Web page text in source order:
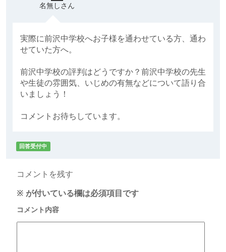
名無しさん
実際に前沢中学校へお子様を通わせている方、通わ
せていた方へ。
前沢中学校の評判はどうですか？前沢中学校の先生
や生徒の雰囲気、いじめの有無などについて語り合
いましょう！
コメントお待ちしています。
回答受付中
コメントを残す
※ が付いている欄は必須項目です